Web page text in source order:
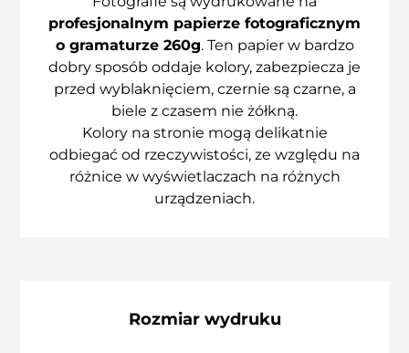
profesjonalnym papierze fotograficznym
o gramaturze 260g. Ten papier w bardzo
dobry sposób oddaje kolory, zabezpiecza je
przed wyblaknięciem, czernie są czarne, a
biele z czasem nie żółkną.
Kolory na stronie mogą delikatnie
odbiegać od rzeczywistości, ze względu na
różnice w wyświetlaczach na różnych
urządzeniach.
Rozmiar wydruku